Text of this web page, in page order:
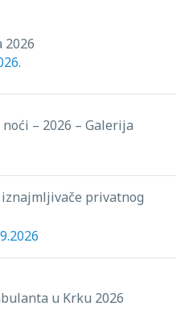
2026
– 2026 – Galerija
privatnog
u Krku 2026